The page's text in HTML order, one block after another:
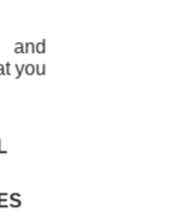
and
you